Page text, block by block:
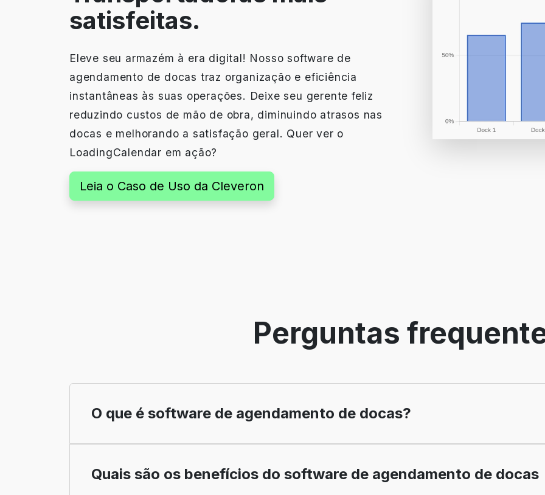
satisfeitas.
Eleve seu armazém à era digital! Nosso software de
agendamento de docas traz organização e eficiência
instantâneas às suas operações. Deixe seu gerente feliz
reduzindo custos de mão de obra, diminuindo atrasos nas
docas e melhorando a satisfação geral. Quer ver o
LoadingCalendar em ação?
Leia o Caso de Uso da Cleveron
Perguntas
O que é software de agendamento de docas?
Quais são os benefícios do software de agendamento de docas